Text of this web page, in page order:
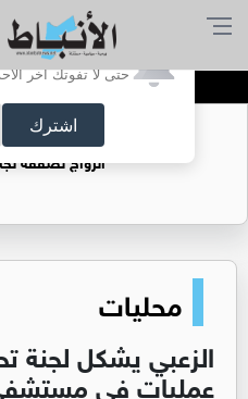
أترغب في
حتى لا تفوتك آخر
اشتركفتيات
الزواج لصفقة
محليات
الزعبي يشكل لجنة
عمليات في